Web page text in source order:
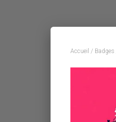
Accueil / Badges